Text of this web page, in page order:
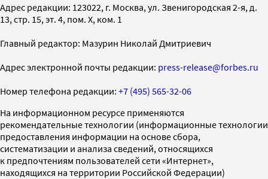
Адрес редакции: 123022, г. Москва, ул. Звенигородская 2-я, д.
13, стр. 15, эт. 4, пом. X, ком. 1
Главный редактор: Мазурин Николай Дмитриевич
Адрес электронной почты редакции: press-release@forbes.ru
Номер телефона редакции: +7 (495) 565-32-06
На информационном ресурсе применяются
рекомендательные технологии (информационные технологии
предоставления информации на основе сбора,
систематизации и анализа сведений, относящихся
к предпочтениям пользователей сети «Интернет»,
находящихся на территории Российской Федерации)